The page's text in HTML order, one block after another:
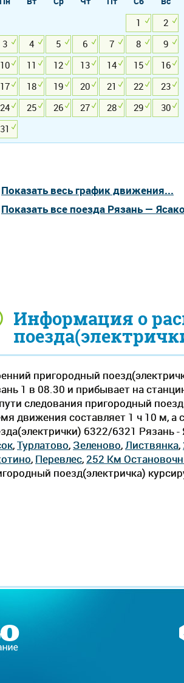
Информация о
пригородный
1 в 08.30 и прибывает на
следования пригородный
движения составляет 1 ч 10 м,
6322/6321 Рязань
,Турлатово, Зеленово,Листвянка,
, Перевлес,252 Км
поезд(электричка)
1
2
3
4 5 6 7 8
9
10
11 12 13 14 15
16
17
18 19 20 21 22
23
24
25 26 27 28 29
30
31
Показать весь график движения...
Показать все поезда Рязань —